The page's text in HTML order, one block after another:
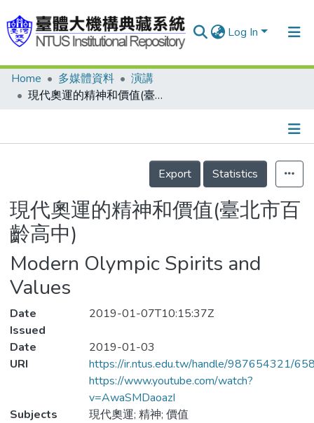
Log In
Communities & Collections
Statistics
Home 多媒體資料
演講
現代奧運的精神和價值(臺北市百齡高中)
Details
Export
Statistics
現代奧運的精神和價值(臺北市百
齡高中)
Modern Olympic Spirits and
Values
Date
Issued
2019-01-07T10:15:37Z
Date
2019-01-03
URI
https://ir.ntus.edu.tw/handle/987654321/
https://www.youtube.com/watch?
v=AwaSMDaoazI
Subjects
現代奧運; 精神; 價值